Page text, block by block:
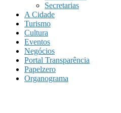
Secretarias
A Cidade
Turismo
Cultura
Eventos
Negócios
Portal Transparência
Papelzero
Organograma